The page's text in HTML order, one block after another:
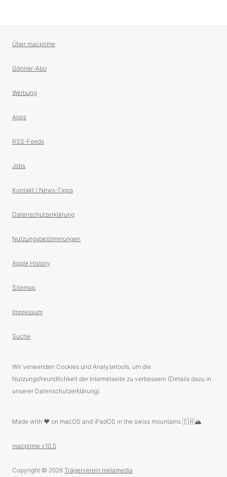
Über macprime
Gönner-Abo
Werbung
Apps
RSS-Feeds
Jobs
Kontakt / News-Tipps
Datenschutzerklärung
Nutzungsbestimmungen
Apple History
Sitemap
Impressum
Suche
Wir verwenden Cookies und Analysetools, um die
Nutzungsfreundlichkeit der Internetseite zu verbessern (Details dazu in
unserer Datenschutzerklärung).
Made with ❤️ on macOS and iPadOS in the swiss mountains 🇨🇭🏔
macprime v10.5
Copyright © 2026 Trägerverein melamedia